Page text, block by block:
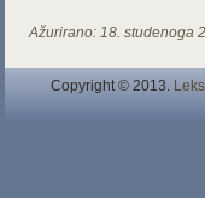
Ažurirano: 18. studenoga
Copyright © 2013.